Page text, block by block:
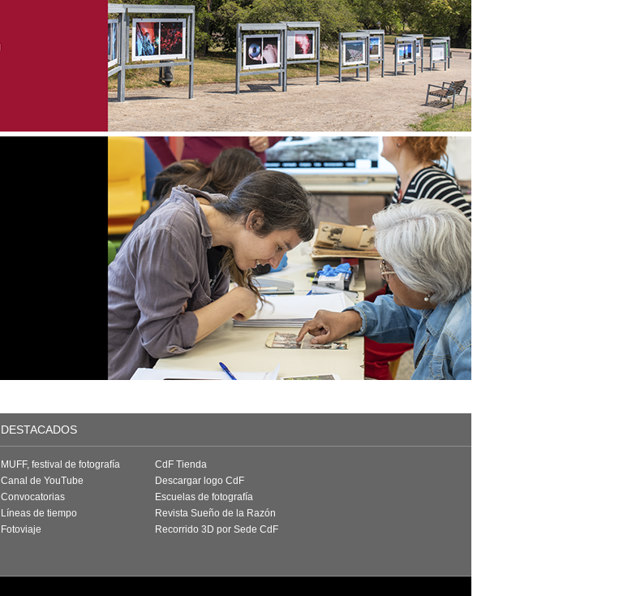
DESTACADOS
MUFF, festival de fotografía
Canal de YouTube
Convocatorias
Líneas de tiempo
Fotoviaje
CdF Tienda
Descargar logo CdF
Escuelas de fotografía
Revista Sueño de la Razón
Recorrido 3D por Sede CdF